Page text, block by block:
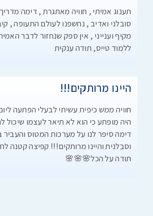
תענוג אמיתי , חוויה מאתגרת , דימה
סובלני ואדיב , נחשפנו לעולם התעופה ,
מקיף וענייני , אין ספק שנחזור לדבר
ללמוד טייס, תודה ענקית
היינו מרותקים!!!
חוויה ממש כיפית עשיתי לבעלי הפתעה
היה מופתע כי הוא לא תיאר לעצמו שיכול
דימה סיפר לנו על מערכות המטוס והעביר
וסבלנית והיינו מרותקים!!! קפיצה קטנה
תודה על הכל🌸🌸🌸